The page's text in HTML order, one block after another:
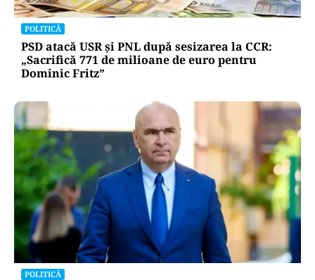
POLITICĂ
PSD atacă USR și PNL după sesizarea la CCR:
„Sacrifică 771 de milioane de euro pentru
Dominic Fritz”
POLITICĂ